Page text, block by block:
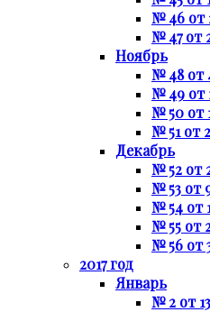
№ 46 от
№ 47 от
Ноябрь
№ 48 от
№ 49 от
№ 50 от
№ 51 от
Декабрь
№ 52 от
№ 53 от
№ 54 от
№ 55 от
№ 56 от
2017 год
Январь
№ 2 от